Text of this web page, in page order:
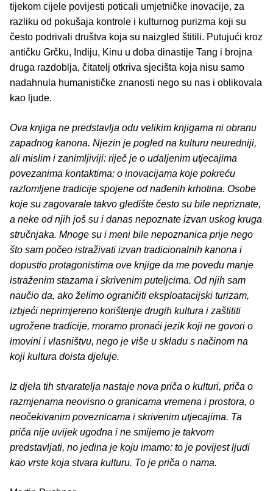
tijekom cijele povijesti poticali umjetničke inovacije, za
razliku od pokušaja kontrole i kulturnog purizma koji su
često podrivali društva koja su naizgled štitili. Putujući kroz
antičku Grčku, Indiju, Kinu u doba dinastije Tang i brojna
druga razdoblja, čitatelj otkriva sjecišta koja nisu samo
nadahnula humanističke znanosti nego su nas i oblikovala
kao ljude.
Ova knjiga ne predstavlja odu velikim knjigama ni obranu
zapadnog kanona. Njezin je pogled na kulturu neuredniji,
ali mislim i zanimljiviji: riječ je o udaljenim utjecajima
povezanima kontaktima; o inovacijama koje pokreću
razlomljene tradicije spojene od nađenih krhotina. Osobe
koje su zagovarale takvo gledište često su bile nepriznate,
a neke od njih još su i danas nepoznate izvan uskog kruga
stručnjaka. Mnoge su i meni bile nepoznanica prije nego
što sam počeo istraživati izvan tradicionalnih kanona i
dopustio protagonistima ove knjige da me povedu manje
istraženim stazama i skrivenim puteljcima. Od njih sam
naučio da, ako želimo ograničiti eksploatacijski turizam,
izbjeći neprimjereno korištenje drugih kultura i zaštititi
ugrožene tradicije, moramo pronaći jezik koji ne govori o
imovini i vlasništvu, nego je više u skladu s načinom na
koji kultura doista djeluje.
Iz djela tih stvaratelja nastaje nova priča o kulturi, priča o
razmjenama neovisno o granicama vremena i prostora, o
neočekivanim poveznicama i skrivenim utjecajima. Ta
priča nije uvijek ugodna i ne smijemo je takvom
predstavljati, no jedina je koju imamo: to je povijest ljudi
kao vrste koja stvara kulturu. To je priča o nama.